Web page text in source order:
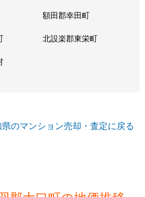
額田郡幸田町
北設楽郡東栄町
のマンション売却・査定に戻る